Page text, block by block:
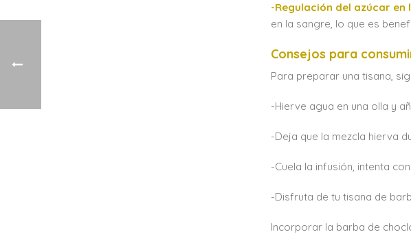
-Regulación del azúcar en
en la sangre, lo que es
Consejos para
Para preparar una tisana,
-Hierve agua en una olla y
-Deja que la mezcla hierva
-Cuela la infusión, intenta
-Disfruta de tu tisana de
Incorporar la barba de